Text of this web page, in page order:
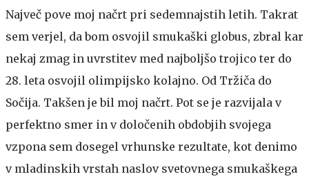
Največ pove moj načrt pri sedemnajstih letih. Takrat
sem verjel, da bom osvojil smukaški globus, zbral kar
nekaj zmag in uvrstitev med najboljšo trojico ter do
28. leta osvojil olimpijsko kolajno. Od Tržiča do
Sočija. Takšen je bil moj načrt. Pot se je razvijala v
perfektno smer in v določenih obdobjih svojega
vzpona sem dosegel vrhunske rezultate, kot denimo
v mladinskih vrstah naslov svetovnega smukaškega